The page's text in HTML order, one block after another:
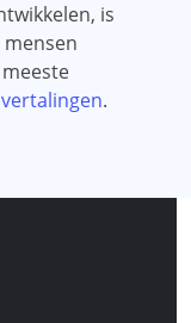
is
vertalingen.